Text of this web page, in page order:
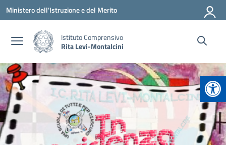
Vai ai contenuti
Vai al menu di navigazione
Vai al footer
Ministero dell'Istruzione e del Merito
Istituto Comprensivo
Rita Levi-Montalcini